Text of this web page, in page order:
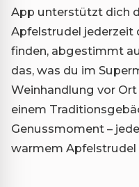
App unterstützt dich
Apfelstrudel jederzeit
finden, abgestimmt
das, was du im
Weinhandlung vor
einem
Genussmoment –
warmem